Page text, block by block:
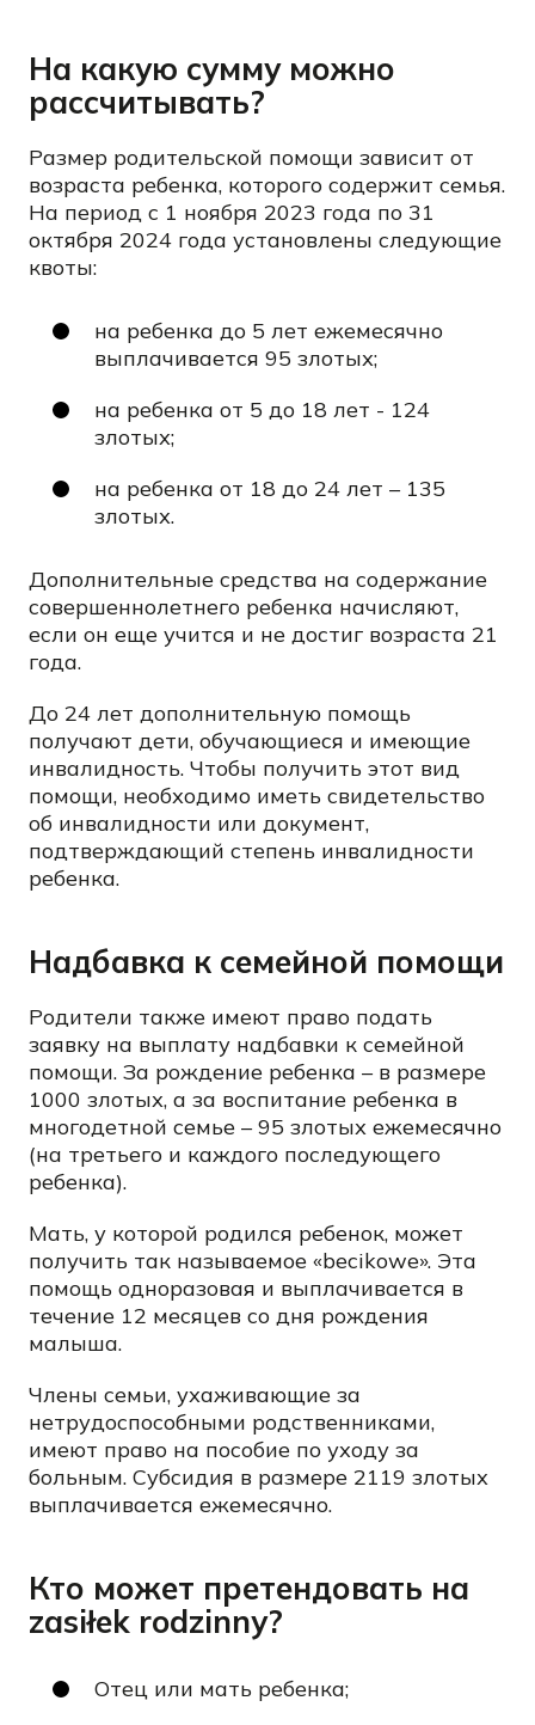
На какую сумму можно
рассчитывать?
Размер родительской помощи зависит от
возраста ребенка, которого содержит семья.
На период с 1 ноября 2023 года по 31
октября 2024 года установлены следующие
квоты:
на ребенка до 5 лет ежемесячно
выплачивается 95 злотых;
на ребенка от 5 до 18 лет - 124
злотых;
на ребенка от 18 до 24 лет – 135
злотых.
Дополнительные средства на содержание
совершеннолетнего ребенка начисляют,
если он еще учится и не достиг возраста 21
года.
До 24 лет дополнительную помощь
получают дети, обучающиеся и имеющие
инвалидность. Чтобы получить этот вид
помощи, необходимо иметь свидетельство
об инвалидности или документ,
подтверждающий степень инвалидности
ребенка.
Надбавка к семейной помощи
Родители также имеют право подать
заявку на выплату надбавки к семейной
помощи. За рождение ребенка – в размере
1000 злотых, а за воспитание ребенка в
многодетной семье – 95 злотых ежемесячно
(на третьего и каждого последующего
ребенка).
Мать, у которой родился ребенок, может
получить так называемое «becikowe». Эта
помощь одноразовая и выплачивается в
течение 12 месяцев со дня рождения
малыша.
Члены семьи, ухаживающие за
нетрудоспособными родственниками,
имеют право на пособие по уходу за
больным. Субсидия в размере 2119 злотых
выплачивается ежемесячно.
Кто может претендовать на
zasiłek rodzinny?
Отец или мать ребенка;